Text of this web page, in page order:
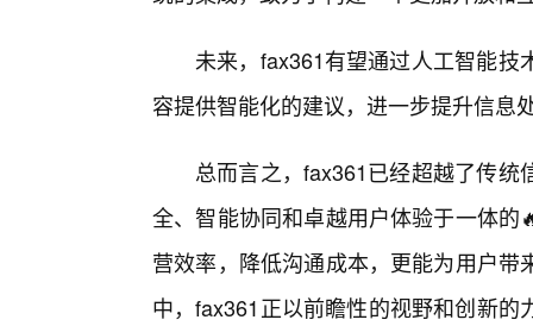
未来，fax361有望通过人工智能
容提供智能化的建议，进一步提升信息
总而言之，fax361已经超越了传
全、智能协同和卓越用户体验于一体
营效率，降低沟通成本，更能为用户
中，fax361正以前瞻性的视野和创新